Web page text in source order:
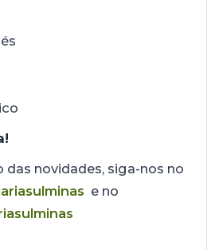
das novidades, siga-nos no
e no